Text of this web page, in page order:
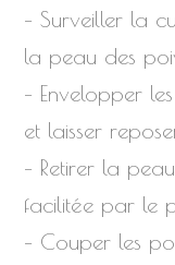
– Surveiller la
la peau des
– Envelopper
et laisser
– Retirer la
facilitée par le
– Couper les